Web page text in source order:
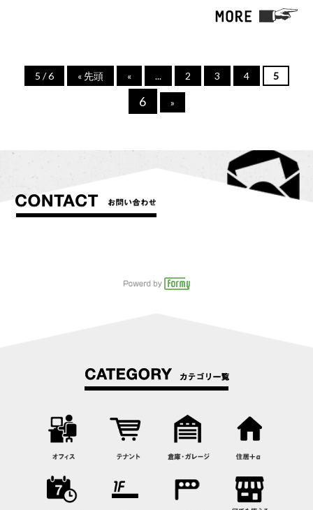
5 / 6 « 先頭 « ... 2 3 4 5
6 »